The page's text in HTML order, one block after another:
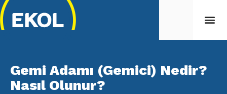
Gemi Adamı (Gemici) Nedir?
Nasıl Olunur?